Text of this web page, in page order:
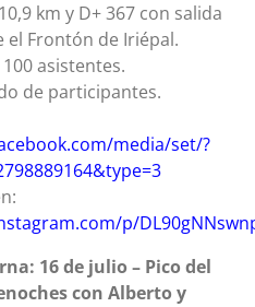
km y D+ 367 con salida
el Frontón de Iriépal.
asistentes.
de participantes.
media/set/?
p/
16 de julio – Pico del
con Alberto y